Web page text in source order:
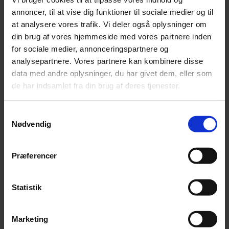
annoncer, til at vise dig funktioner til sociale medier og til
at analysere vores trafik. Vi deler også oplysninger om
din brug af vores hjemmeside med vores partnere inden
for sociale medier, annonceringspartnere og
analysepartnere. Vores partnere kan kombinere disse
data med andre oplysninger, du har givet dem, eller som
de har indsamlet fra din brug af deres tjenester.
Nødvendig
Præferencer
Statistik
Marketing
Focus Advokater bemærker
De nye skatteregler får primært betydning for
boligkøbere, der overtager deres nye hus den 1.
januar 2024 eller senere. Det kan få betydning for
den pris, som sælger kan forlange – og købere skal
naturligvis være opmærksomme på, at der derved vil
være flere løbende udgifter, som et rådighedsbeløb
skal kunne dække. Begge parter i en hushandel kan
således eventuelt have en fordel ved at aftale en
muligt.
Husk at overtagelsesdatoen er den dag, hvor køber
rent juridisk overtager boligen og bliver den nye ejer,
nødvendigvis det samme som dispositionsdatoen,